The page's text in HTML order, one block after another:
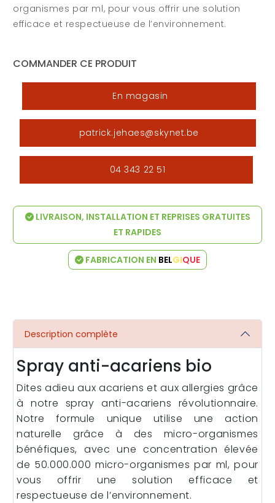
organismes par ml, pour vous offrir une solution
efficace et respectueuse de l’environnement.
COMMANDER CE PRODUIT
En magasin
patrick.jehaes@skynet.be
04 343 22 51
LIVRAISON, INSTALLATION ET REPRISES GRATUITES
ET RAPIDES
FABRICATION EN BELGIQUE
Description complète
Spray anti-acariens bio
Dites adieu aux acariens et aux allergies grâce
à notre spray anti-acariens révolutionnaire.
Notre formule unique utilise une action
naturelle grâce à des micro-organismes
bénéfiques, avec une concentration élevée
de 50.000.000 micro-organismes par ml, pour
vous offrir une solution efficace et
respectueuse de l’environnement.